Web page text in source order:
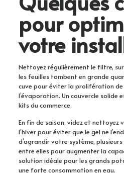
pour
votre
Nettoyez régulièrement le filtre,
les feuilles tombent en grande
cuve pour éviter la prolifération
l’évaporation. Un couvercle solide
kits du commerce.
En fin de saison, videz et
l’hiver pour éviter que le gel ne
d’agrandir votre système,
entre elles pour augmenter la
solution idéale pour les grands
une forte consommation en eau.